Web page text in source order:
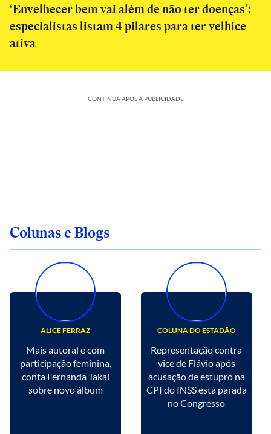
‘Envelhecer bem vai além de não ter doenças’:
especialistas listam 4 pilares para ter velhice
ativa
CONTINUA APÓS A PUBLICIDADE
Colunas e Blogs
ALICE FERRAZ
Mais autoral e com
participação feminina,
conta Fernanda Takai
sobre novo álbum
COLUNA DO ESTADÃO
Representação contra
vice de Flávio após
acusação de estupro na
CPI do INSS está parada
no Congresso